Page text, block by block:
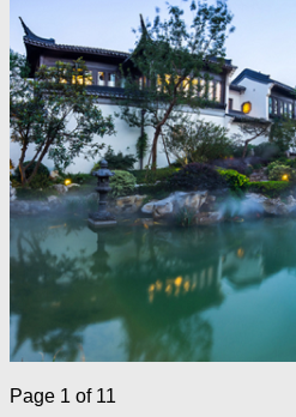
Page 1 of 11